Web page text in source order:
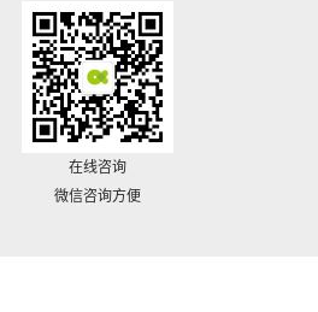
在线咨询
微信咨询方便